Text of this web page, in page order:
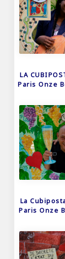
LA
Paris Onze
La
Paris Onze